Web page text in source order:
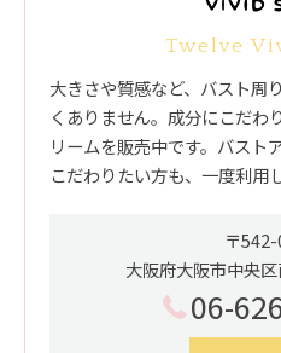
Twelve
大きさや質感など、バスト周
くありません。成分にこだわ
リームを販売中です。バスト
こだわりたい方も、一度利用
〒
大阪府大阪市中央
06-